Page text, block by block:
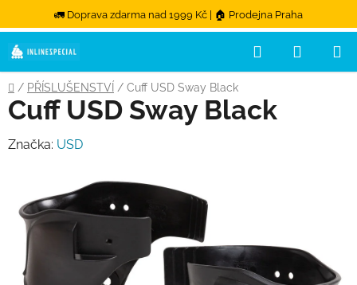
🚛 Doprava zdarma nad 1999 Kč | 🏠 Prodejna Praha
Přejít na obsah
Hledat
Domů
/ PŘÍSLUŠENSTVÍ / Cuff USD Sway Black
Cuff USD Sway Black
Značka: USD